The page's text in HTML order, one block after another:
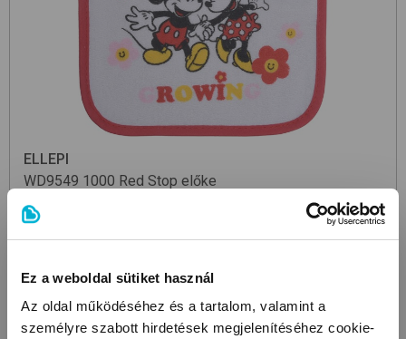
Ez a weboldal sütiket használ
Az oldal működéséhez és a tartalom, valamint a
személyre szabott hirdetések megjelenítéséhez cookie-
ELLEPI
WD9549 1000 Red Stop előke
599
Még 7 színben